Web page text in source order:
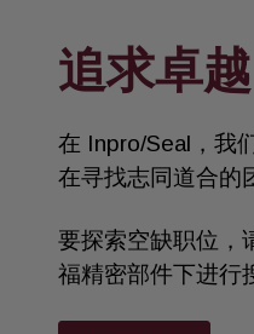
追求卓越
在 Inpro/Seal，我
在寻找志同道合的
要探索空缺职位，
福精密部件下进行